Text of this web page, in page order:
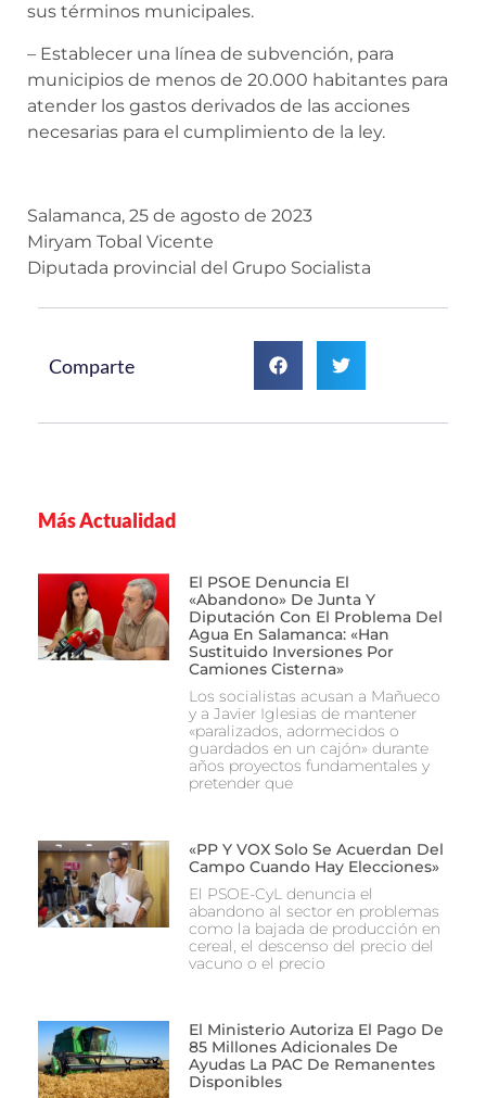
sus términos municipales.
– Establecer una línea de subvención, para
municipios de menos de 20.000 habitantes para
atender los gastos derivados de las acciones
necesarias para el cumplimiento de la ley.
Salamanca, 25 de agosto de 2023
Miryam Tobal Vicente
Diputada provincial del Grupo Socialista
Comparte
Más Actualidad
El PSOE Denuncia El
«abandono» De Junta Y
Diputación Con El Problema Del
Agua En Salamanca: «Han
Sustituido Inversiones Por
Camiones Cisterna»
Los socialistas acusan a Mañueco
y a Javier Iglesias de mantener
«paralizados, adormecidos o
guardados en un cajón» durante
años proyectos fundamentales y
pretender que
«PP Y VOX Solo Se Acuerdan Del
Campo Cuando Hay Elecciones»
El PSOE-CyL denuncia el
abandono al sector en problemas
como la bajada de producción en
cereal, el descenso del precio del
vacuno o el precio
El Ministerio Autoriza El Pago De
85 Millones Adicionales De
Ayudas La PAC De Remanentes
Disponibles